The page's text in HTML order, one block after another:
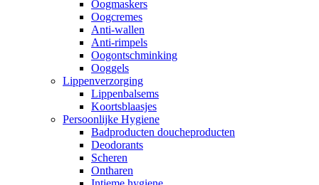
Oogmaskers
Oogcremes
Anti-wallen
Anti-rimpels
Oogontschminking
Ooggels
Lippenverzorging
Lippenbalsems
Koortsblaasjes
Persoonlijke Hygiene
Badproducten doucheproducten
Deodorants
Scheren
Ontharen